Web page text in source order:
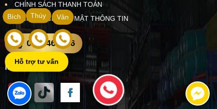
CHÍNH SÁCH THANH TOÁN
CHÍNH SÁCH BẢO MẬT THÔNG TIN
0902469466
MẠNG XÃ HỘI
Vân
Thúy
Bích
Hỗ trợ tư vấn